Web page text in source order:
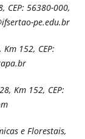
CEP: 56380-000,
pe.edu.br
152, CEP:
Km 152, CEP:
e Florestais,